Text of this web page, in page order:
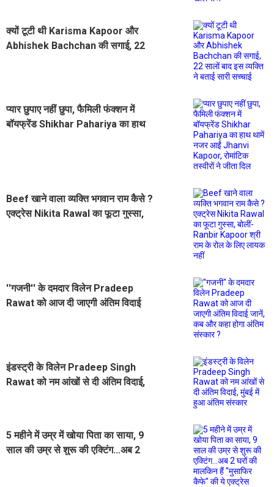
क्यों टूटी थी Karisma Kapoor और
Abhishek Bachchan की सगाई, 22
प्यार छुपाए नहीं छुपा, फैमिली फंक्शन में
बॉयफ्रेंड Shikhar Pahariya का हाथ
Beef खाने वाला व्यक्ति भगवान राम कैसे ?
एक्ट्रेस Nikita Rawal का फूटा गुस्सा,
''गजनी'' के दमदार विलेन Pradeep
Rawat को आज दी जाएगी अंतिम विदाई
इंडस्ट्री के विलेन Pradeep Singh
Rawat को नम आंखों से दी अंतिम विदाई,
5 महीने में उम्र में खोया पिता का साया, 9
साल की उम्र से शुरू की एक्टिंग...अब 2